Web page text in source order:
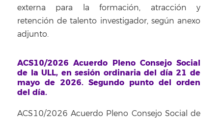
externa para la formación, atracción y
retención de talento investigador, según anexo
adjunto.
ACS10/2026 Acuerdo Pleno Consejo Social
de la ULL, en sesión ordinaria del día 21 de
mayo de 2026. Segundo punto del orden
del día.
ACS10/2026 Acuerdo Pleno Consejo Social de